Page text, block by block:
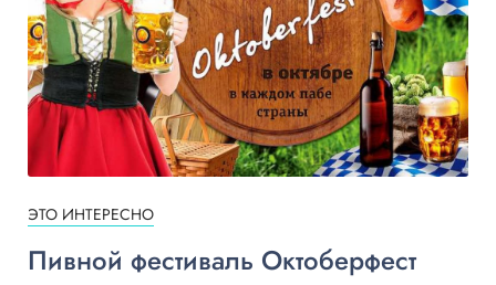
ЭТО ИНТЕРЕСНО
Пивной фестиваль Октоберфест